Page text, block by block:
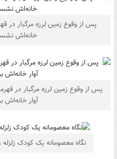
پس از وقوع زمین لرزه مرگبار در
خانه‌اش
پس از وقوع زمین لرزه مرگبار در
آوار خانه‌اش
نگاه معصومانه یک کودک زلزله